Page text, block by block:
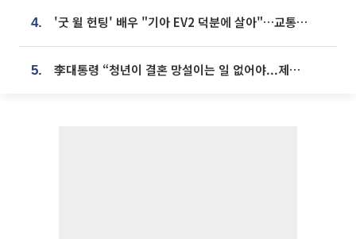
4. '굿 윌 헌팅' 배우 "기아 EV2 덕분에 살아"…교통사고 후 안전성 극찬
5. 李대통령 “청년이 결혼 망설이는 일 없어야...제도상 불이익 조사”